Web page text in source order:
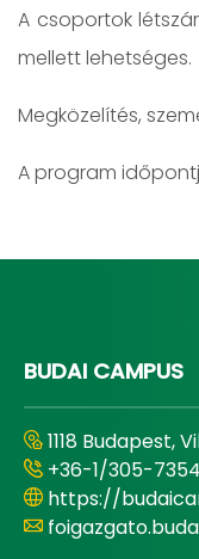
A csoportok
mellett lehetséges.
Megközelítés,
A program
BUDAI CAMPUS
1118 Budapest,
+36-1/305-
https://